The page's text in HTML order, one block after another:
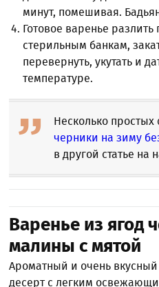
минут, помешивая.
Готовое варенье
стерильным банкам,
перевернуть, укутать и
температуре.
Несколько
черники на зиму
в другой статье на
Варенье из ягод
малины с мятой
Ароматный и очень
десерт с легким